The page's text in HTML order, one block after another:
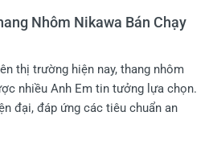
Nhôm Nikawa Bán Chạy
thị trường hiện nay, thang nhôm
nhiều Anh Em tin tưởng lựa chọn.
đại, đáp ứng các tiêu chuẩn an